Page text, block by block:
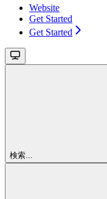
Website
Get Started
Get Started
検索...